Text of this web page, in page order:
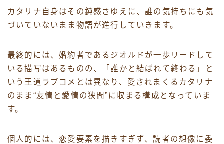
カタリナ自身はその鈍感さゆえに、誰の気持ちにも気
づいていないまま物語が進行していきます。
最終的には、婚約者であるジオルドが一歩リードして
いる描写はあるものの、「誰かと結ばれて終わる」と
いう王道ラブコメとは異なり、愛されまくるカタリナ
のまま“友情と愛情の狭間”に収まる構成となっていま
す。
個人的には、恋愛要素を描きすぎず、読者の想像に委